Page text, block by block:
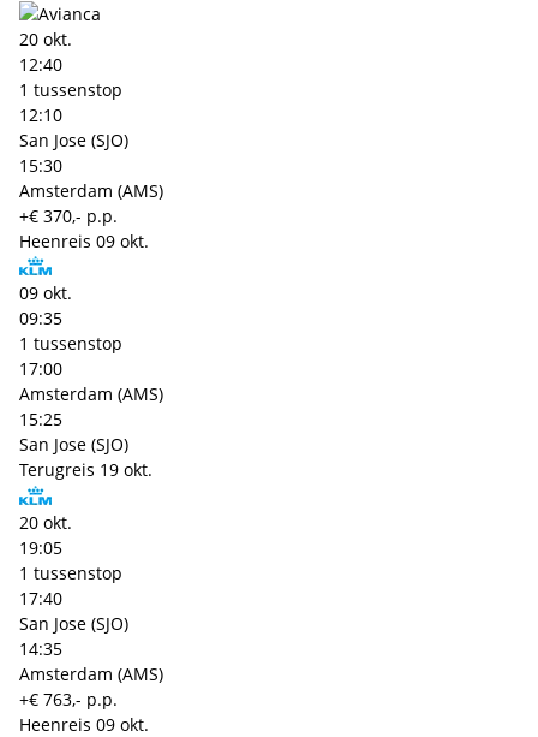
20 okt.
12:40
1 tussenstop
12:10
San Jose (SJO)
15:30
Amsterdam (AMS)
+€ 370,- p.p.
Heenreis 09 okt.
09 okt.
09:35
1 tussenstop
17:00
Amsterdam (AMS)
15:25
San Jose (SJO)
Terugreis 19 okt.
20 okt.
19:05
1 tussenstop
17:40
San Jose (SJO)
14:35
Amsterdam (AMS)
+€ 763,- p.p.
Heenreis 09 okt.